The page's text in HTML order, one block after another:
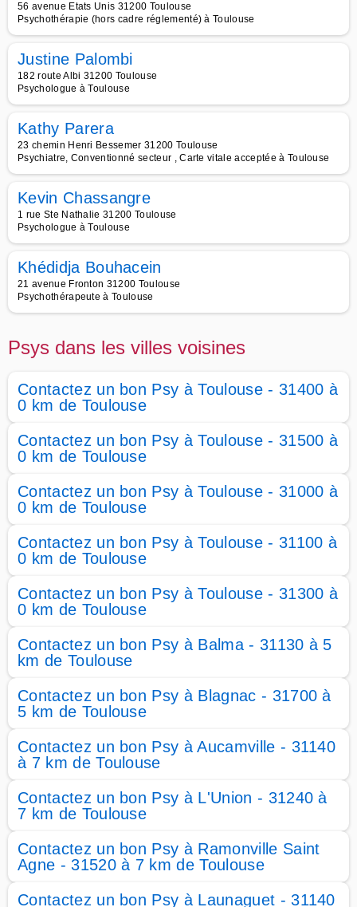
56 avenue Etats Unis 31200 Toulouse
Psychothérapie (hors cadre réglementé) à Toulouse
Justine Palombi
182 route Albi 31200 Toulouse
Psychologue à Toulouse
Kathy Parera
23 chemin Henri Bessemer 31200 Toulouse
Psychiatre, Conventionné secteur , Carte vitale acceptée à Toulouse
Kevin Chassangre
1 rue Ste Nathalie 31200 Toulouse
Psychologue à Toulouse
Khédidja Bouhacein
21 avenue Fronton 31200 Toulouse
Psychothérapeute à Toulouse
Psys dans les villes voisines
Contactez un bon Psy à Toulouse - 31400 à
0 km de Toulouse
Contactez un bon Psy à Toulouse - 31500 à
0 km de Toulouse
Contactez un bon Psy à Toulouse - 31000 à
0 km de Toulouse
Contactez un bon Psy à Toulouse - 31100 à
0 km de Toulouse
Contactez un bon Psy à Toulouse - 31300 à
0 km de Toulouse
Contactez un bon Psy à Balma - 31130 à 5
km de Toulouse
Contactez un bon Psy à Blagnac - 31700 à
5 km de Toulouse
Contactez un bon Psy à Aucamville - 31140
à 7 km de Toulouse
Contactez un bon Psy à L'Union - 31240 à
7 km de Toulouse
Contactez un bon Psy à Ramonville Saint
Agne - 31520 à 7 km de Toulouse
Contactez un bon Psy à Launaguet - 31140